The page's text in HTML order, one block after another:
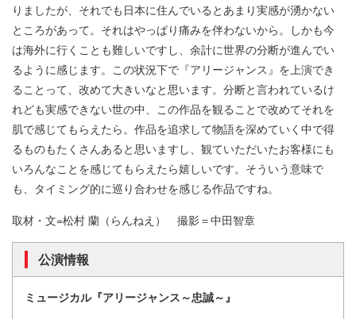
りましたが、それでも日本に住んでいるとあまり実感が湧かない
ところがあって。それはやっぱり痛みを伴わないから。しかも今
は海外に行くことも難しいですし、余計に世界の分断が進んでい
るように感じます。この状況下で『アリージャンス』を上演でき
ることって、改めて大きいなと思います。分断と言われているけ
れども実感できない世の中、この作品を観ることで改めてそれを
肌で感じてもらえたら。作品を追求して物語を深めていく中で得
るものもたくさんあると思いますし、観ていただいたお客様にも
いろんなことを感じてもらえたら嬉しいです。そういう意味で
も、タイミング的に巡り合わせを感じる作品ですね。
取材・文=松村 蘭（らんねえ） 撮影＝中田智章
公演情報
ミュージカル『アリージャンス～忠誠～』